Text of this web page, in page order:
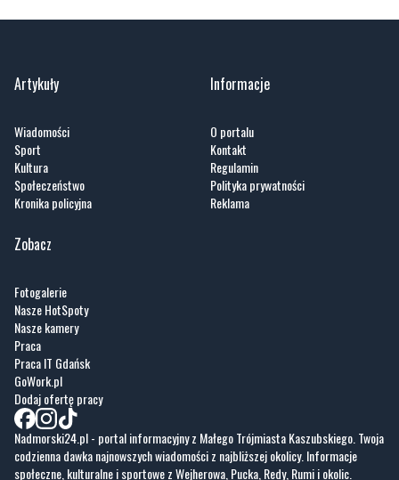
Artykuły
Wiadomości
Sport
Kultura
Społeczeństwo
Kronika policyjna
Informacje
O portalu
Kontakt
Regulamin
Polityka prywatności
Reklama
Zobacz
Fotogalerie
Nasze HotSpoty
Nasze kamery
Praca
Praca IT Gdańsk
GoWork.pl
Dodaj ofertę pracy
Nadmorski24.pl - portal informacyjny z Małego Trójmiasta Kaszubskiego. Twoja
codzienna dawka najnowszych wiadomości z najbliższej okolicy. Informacje
społeczne, kulturalne i sportowe z Wejherowa, Pucka, Redy, Rumi i okolic.